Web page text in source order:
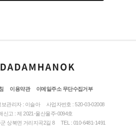
이용약관 이메일주소 무단수집거부
보관리자 : 이슬아
사업자번호 : 520-03-02008
신고 : 제 2021-울산울주-0094호
상북면 거리지곡2길 8
TEL : 010-6481-1491